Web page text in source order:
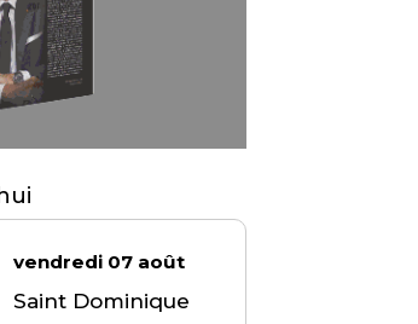
vendredi 07 août
Saint Dominique